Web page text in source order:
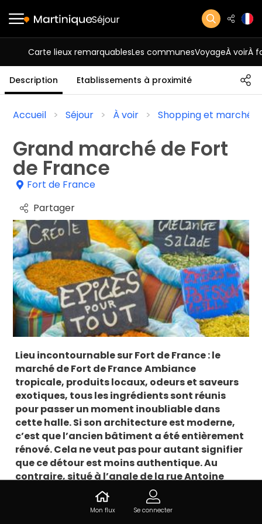
Séjour
Carte lieux remarquablesLes communesVoyageÀ voirÀ
Description Etablissements à proximité
Accueil Séjour À voir Shopping et marchés
Grand marché de Fort
de France
Fort de France
Partager
Lieu incontournable sur Fort de France : le
marché de Fort de FranceAmbiance
tropicale, produits locaux, odeurs et saveurs
exotiques, tous les ingrédients sont réunis
pour passer un moment inoubliable dans
cette halle. Si son architecture est moderne,
c’est que l’ancien bâtiment a été entièrement
rénové. Cela ne veut pas pour autant signifier
que ce détour est moins authentique. Au
contraire, situé à l’angle de la rue Antoine
Siger et de la rue Isambert, ce marché
perpétue une tradition depuis le 19e siècle.
Mon flux Se connecter